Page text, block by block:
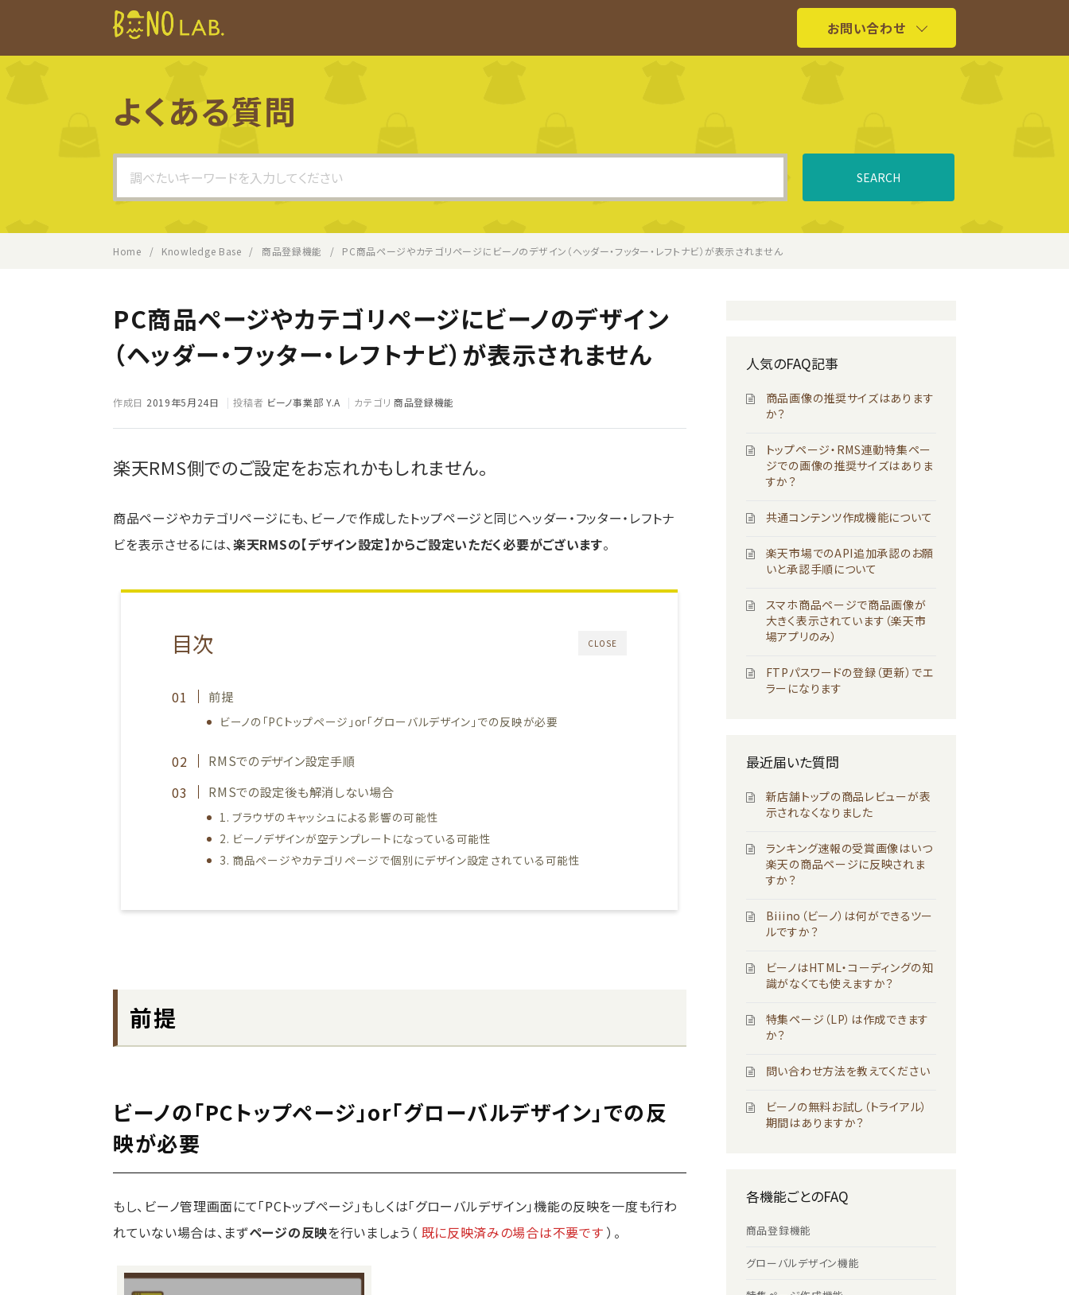
お問い合わせ
よくある質問
SEARCH
Home Knowledge Base 商品登録機能 PC商品ページやカテゴリページにビーノのデザイン（ヘッダー・フッター・レフトナビ）が表示されません
PC商品ページやカテゴリページにビーノのデザイン
（ヘッダー・フッター・レフトナビ）が表示されません
作成日 2019年5月24日 投稿者 ビーノ事業部 Y.A カテゴリ 商品登録機能
楽天RMS側でのご設定をお忘れかもしれません。
商品ページやカテゴリページにも、ビーノで作成したトップページと同じヘッダー・フッター・レフトナ
ビを表示させるには、楽天RMSの【デザイン設定】からご設定いただく必要がございます。
CLOSE
目次
前提
ビーノの「PCトップページ」or「グローバルデザイン」での反映が必要
RMSでのデザイン設定手順
RMSでの設定後も解消しない場合
1. ブラウザのキャッシュによる影響の可能性
2. ビーノデザインが空テンプレートになっている可能性
3. 商品ページやカテゴリページで個別にデザイン設定されている可能性
前提
ビーノの「PCトップページ」or「グローバルデザイン」での反
映が必要
もし、ビーノ管理画面にて「PCトップページ」もしくは「グローバルデザイン」機能の反映を一度も行わ
れていない場合は、まずページの反映を行いましょう（ 既に反映済みの場合は不要です ）。
人気のFAQ記事
商品画像の推奨サイズはあります
か？
トップページ・RMS連動特集ペー
ジでの画像の推奨サイズはありま
すか？
共通コンテンツ作成機能について
楽天市場でのAPI追加承認のお願
いと承認手順について
スマホ商品ページで商品画像が
大きく表示されています（楽天市
場アプリのみ）
FTPパスワードの登録（更新）でエ
ラーになります
最近届いた質問
新店舗トップの商品レビューが表
示されなくなりました
ランキング速報の受賞画像はいつ
楽天の商品ページに反映されま
すか？
Biiino（ビーノ）は何ができるツー
ルですか？
ビーノはHTML・コーディングの知
識がなくても使えますか？
特集ページ（LP）は作成できます
か？
問い合わせ方法を教えてください
ビーノの無料お試し（トライアル）
期間はありますか？
各機能ごとのFAQ
商品登録機能
グローバルデザイン機能